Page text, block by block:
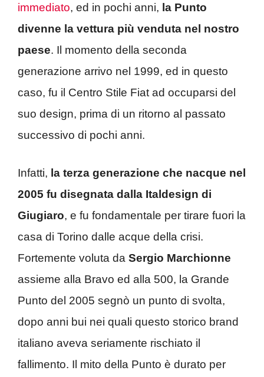
immediato, ed in pochi anni, la Punto
divenne la vettura più venduta nel nostro
paese. Il momento della seconda
generazione arrivo nel 1999, ed in questo
caso, fu il Centro Stile Fiat ad occuparsi del
suo design, prima di un ritorno al passato
successivo di pochi anni.
Infatti, la terza generazione che nacque nel
2005 fu disegnata dalla Italdesign di
Giugiaro, e fu fondamentale per tirare fuori la
casa di Torino dalle acque della crisi.
Fortemente voluta da Sergio Marchionne
assieme alla Bravo ed alla 500, la Grande
Punto del 2005 segnò un punto di svolta,
dopo anni bui nei quali questo storico brand
italiano aveva seriamente rischiato il
fallimento. Il mito della Punto è durato per